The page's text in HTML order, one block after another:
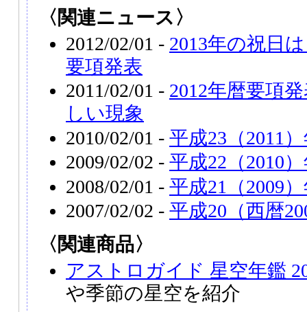
〈関連ニュース〉
2012/02/01 - 2013年の祝日
要項発表
2011/02/01 - 2012年暦要項
しい現象
2010/02/01 - 平成23（2011
2009/02/02 - 平成22（2010
2008/02/01 - 平成21（2009
2007/02/02 - 平成20（西暦
〈関連商品〉
アストロガイド 星空年鑑
や季節の星空を紹介